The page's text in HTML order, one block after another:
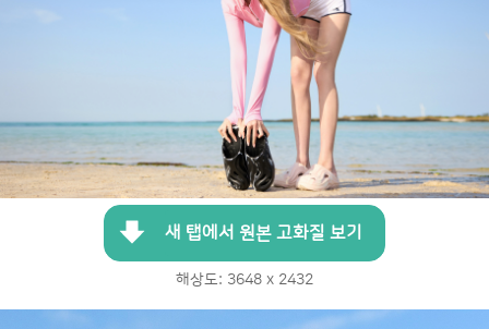
새 탭에서 원본 고화질 보기
해상도: 3648 x 2432